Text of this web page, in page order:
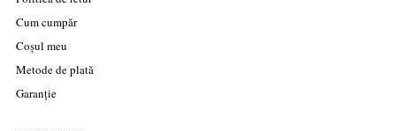
Cum cumpăr
Coșul meu
Metode de plată
Garanție